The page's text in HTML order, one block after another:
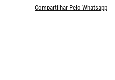
Compartilhar Pelo Whatsapp